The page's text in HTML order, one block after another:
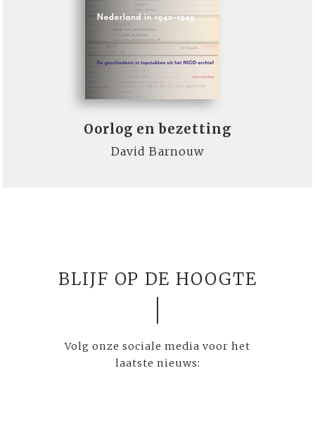
Oorlog en bezetting
David Barnouw
BLIJF OP DE HOOGTE
Volg onze sociale media voor het
laatste nieuws: